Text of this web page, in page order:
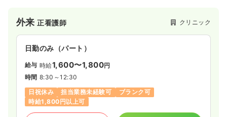
外来正看護師 クリニック
日勤のみ（パート）
給与 時給1,600〜1,800円
時間 8:30～12:30
日祝休み
担当業務未経験可
ブランク可
時給1,800円以上可